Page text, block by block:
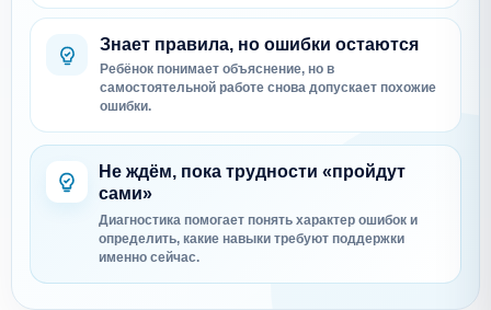
Знает правила, но ошибки остаются
Ребёнок понимает объяснение, но в
самостоятельной работе снова допускает похожие
ошибки.
Не ждём, пока трудности «пройдут
сами»
Диагностика помогает понять характер ошибок и
определить, какие навыки требуют поддержки
именно сейчас.